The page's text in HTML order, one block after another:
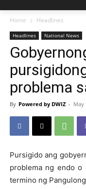
Home Headlines
Headlines National News
problema
By Powered by DWIZ - May
Pursigido ang
problema ng endo o
termino ng